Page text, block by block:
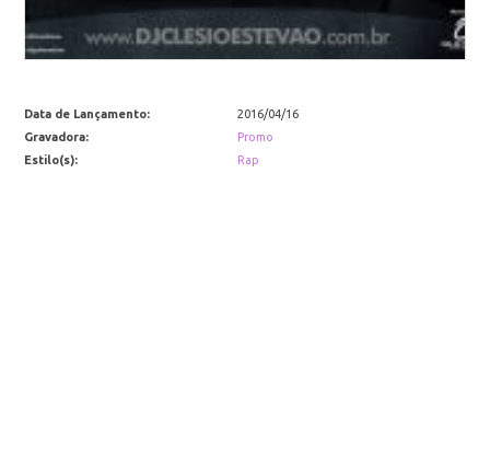
Data de Lançamento:
2016/04/16
Gravadora:
Promo
Estilo(s):
Rap